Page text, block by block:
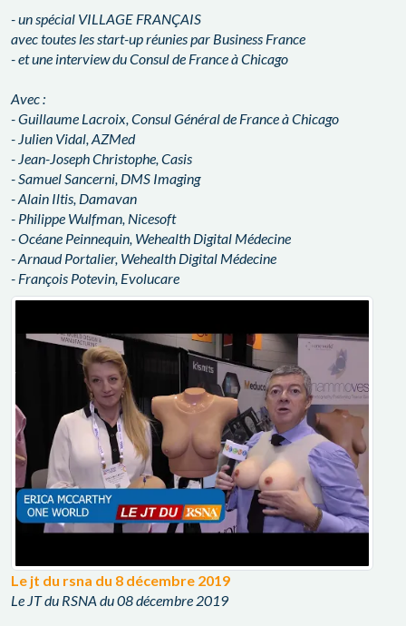
- un spécial VILLAGE FRANÇAIS
avec toutes les start-up réunies par Business France
- et une interview du Consul de France à Chicago
Avec :
- Guillaume Lacroix, Consul Général de France à Chicago
- Julien Vidal, AZMed
- Jean-Joseph Christophe, Casis
- Samuel Sancerni, DMS Imaging
- Alain Iltis, Damavan
- Philippe Wulfman, Nicesoft
- Océane Peinnequin, Wehealth Digital Médecine
- Arnaud Portalier, Wehealth Digital Médecine
- François Potevin, Evolucare
Le jt du rsna du 8 décembre 2019
Le JT du RSNA du 08 décembre 2019